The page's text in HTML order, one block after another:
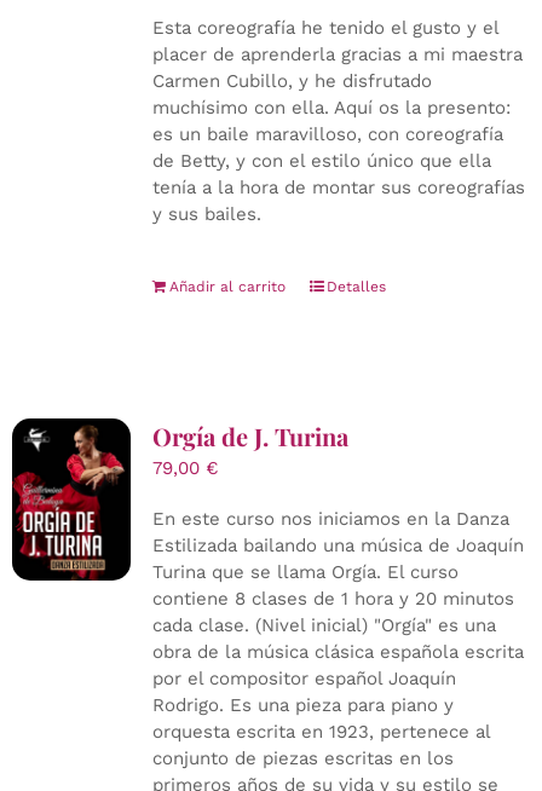
Esta coreografía he tenido el gusto y el
placer de aprenderla gracias a mi maestra
Carmen Cubillo, y he disfrutado
muchísimo con ella. Aquí os la presento:
es un baile maravilloso, con coreografía
de Betty, y con el estilo único que ella
tenía a la hora de montar sus coreografías
y sus bailes.
Añadir al carrito Detalles
Orgía de J. Turina
79,00 €
En este curso nos iniciamos en la Danza
Estilizada bailando una música de Joaquín
Turina que se llama Orgía. El curso
contiene 8 clases de 1 hora y 20 minutos
cada clase. (Nivel inicial) "Orgía" es una
obra de la música clásica española escrita
por el compositor español Joaquín
Rodrigo. Es una pieza para piano y
orquesta escrita en 1923, pertenece al
conjunto de piezas escritas en los
primeros años de su vida y su estilo se